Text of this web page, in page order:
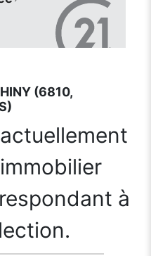
(6810,
à